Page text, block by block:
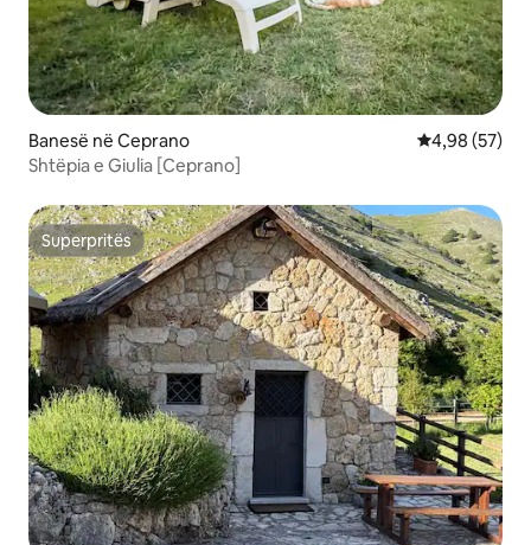
Banesë në Ceprano Vlerësimi
4,98 (57)
Shtëpia e Giulia [Ceprano]
Superpritës
Superpritës